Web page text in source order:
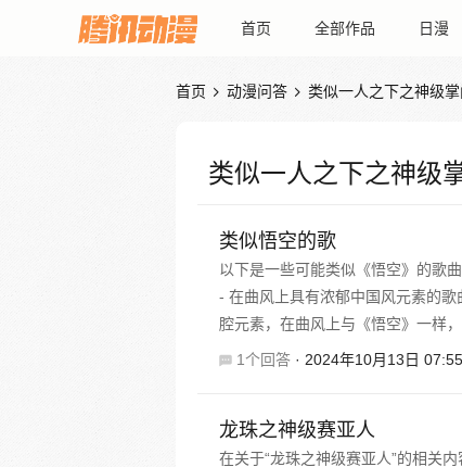
首页 全部作品 日漫
首页  动漫问答  类似一人之下之神级
类似一人之下之神级
类似悟空的歌
以下是一些可能类似《悟空》的歌曲
- 在曲风上具有浓郁中国风元素的
腔元素，在曲风上与《悟空》一样
1个回答 · 2024年10月13日 07:55
龙珠之神级赛亚人
在关于“龙珠之神级赛亚人”的相关